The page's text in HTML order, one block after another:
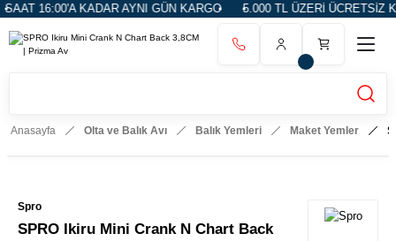
KADAR AYNI GÜN KARGO 5.000 TL ÜZERİ ÜCRETSİZ KARGO
Anasayfa Olta ve Balık Avı Balık Yemleri Maket Yemler
Spro
SPRO Ikiru Mini Crank N Chart Back